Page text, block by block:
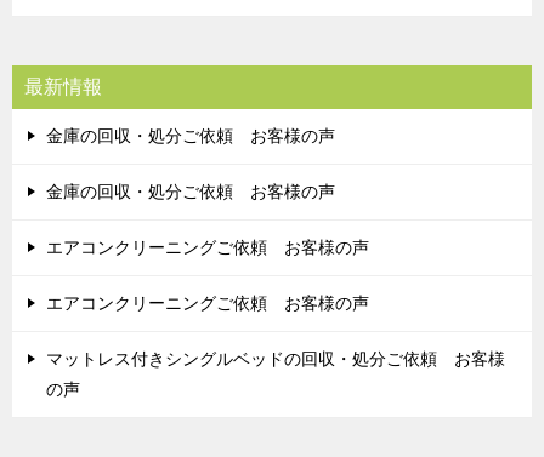
最新情報
金庫の回収・処分ご依頼 お客様の声
金庫の回収・処分ご依頼 お客様の声
エアコンクリーニングご依頼 お客様の声
エアコンクリーニングご依頼 お客様の声
マットレス付きシングルベッドの回収・処分ご依頼 お客様
の声